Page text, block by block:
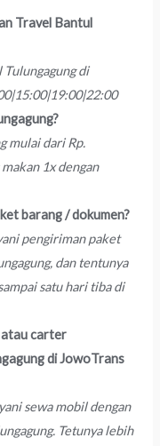
Travel Bantul
Tulungagung di
mulai dari Rp.
1x dengan
barang / dokumen?
pengiriman paket
dan tentunya
satu hari tiba di
atau carter
di JowoTrans
sewa mobil dengan
Tetunya lebih